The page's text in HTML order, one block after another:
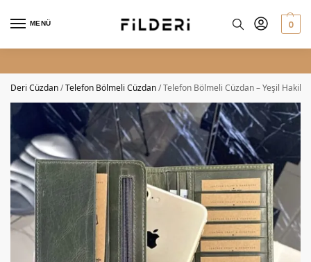
MENÜ 0
Deri Cüzdan/Telefon Bölmeli Cüzdan/Telefon Bölmeli Cüzdan – Yeşil Hakiki